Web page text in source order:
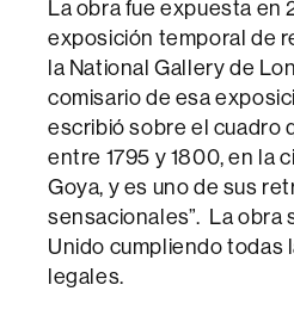
La obra fue expuesta en
exposición temporal de
la National Gallery de
comisario de esa
escribió sobre el cuadro
entre 1795 y 1800, en la
Goya, y es uno de sus
sensacionales”. La obra
Unido cumpliendo todas
legales.